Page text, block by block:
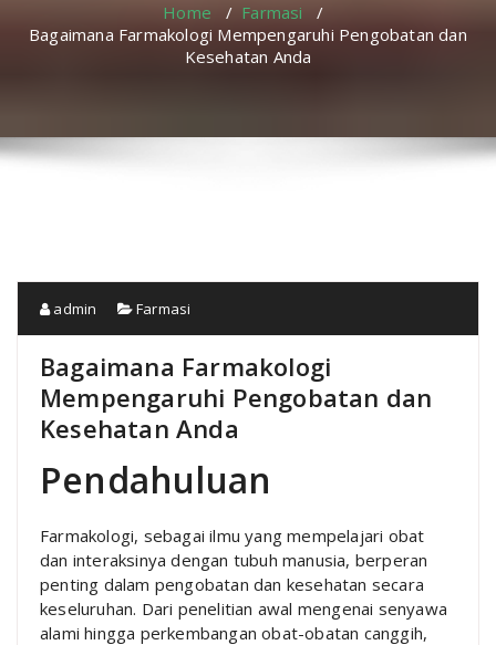
Home / Farmasi /
Bagaimana Farmakologi Mempengaruhi Pengobatan dan
Kesehatan Anda
admin Farmasi
Bagaimana Farmakologi
Mempengaruhi Pengobatan dan
Kesehatan Anda
Pendahuluan
Farmakologi, sebagai ilmu yang mempelajari obat
dan interaksinya dengan tubuh manusia, berperan
penting dalam pengobatan dan kesehatan secara
keseluruhan. Dari penelitian awal mengenai senyawa
alami hingga perkembangan obat-obatan canggih,